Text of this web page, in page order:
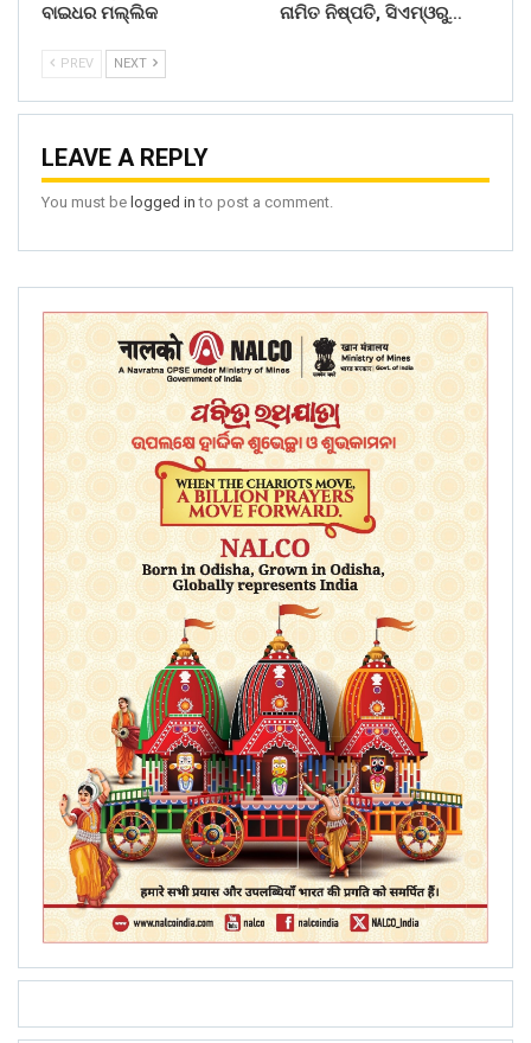
ବାଇଧର ମଲ୍ଲିକ
ନାମିତ ନିଷ୍ପତି, ସିଏମ୍‌ଓରୁ…
PREV NEXT
LEAVE A REPLY
You must be logged in to post a comment.